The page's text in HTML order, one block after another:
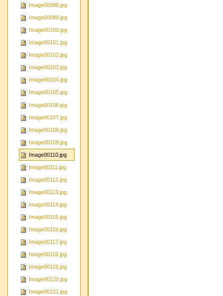
Image00098.jpg
Image00099.jpg
Image00100.jpg
Image00101.jpg
Image00102.jpg
Image00103.jpg
Image00104.jpg
Image00105.jpg
Image00106.jpg
Image00107.jpg
Image00108.jpg
Image00109.jpg
Image00110.jpg
Image00111.jpg
Image00112.jpg
Image00113.jpg
Image00114.jpg
Image00115.jpg
Image00116.jpg
Image00117.jpg
Image00118.jpg
Image00119.jpg
Image00120.jpg
Image00121.jpg